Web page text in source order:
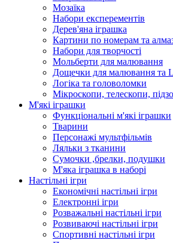
Мозаїка
Набори експерементів
Дерев'яна іграшка
Картини по номерам та
Набори для творчості
Мольберти для малювання
Дощечки для малювання та
Логіка та головоломки
Мікроскопи, телескопи,
М'які іграшки
Функціональні м'які іграшки
Тварини
Персонажі мультфільмів
Ляльки з тканини
Сумочки ,брелки, подушки
М'яка іграшка в наборі
Настільні ігри
Економічні настільні ігри
Електронні ігри
Розважальні настільні ігри
Розвиваючі настільні ігри
Спортивні настільні ігри